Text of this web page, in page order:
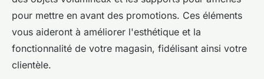
pour mettre en avant des promotions. Ces éléments
vous aideront à améliorer l'esthétique et la
fonctionnalité de votre magasin, fidélisant ainsi votre
clientèle.